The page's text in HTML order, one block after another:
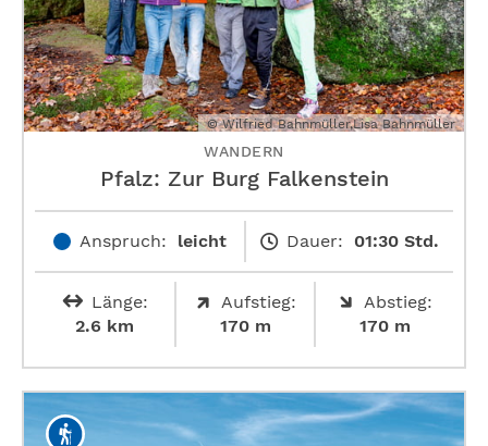
© Wilfried Bahnmüller,Lisa Bahnmüller
WANDERN
Pfalz: Zur Burg Falkenstein
Anspruch: leicht Dauer: 01:30 Std.
Länge:
2.6 km
Aufstieg:
170 m
Abstieg:
170 m